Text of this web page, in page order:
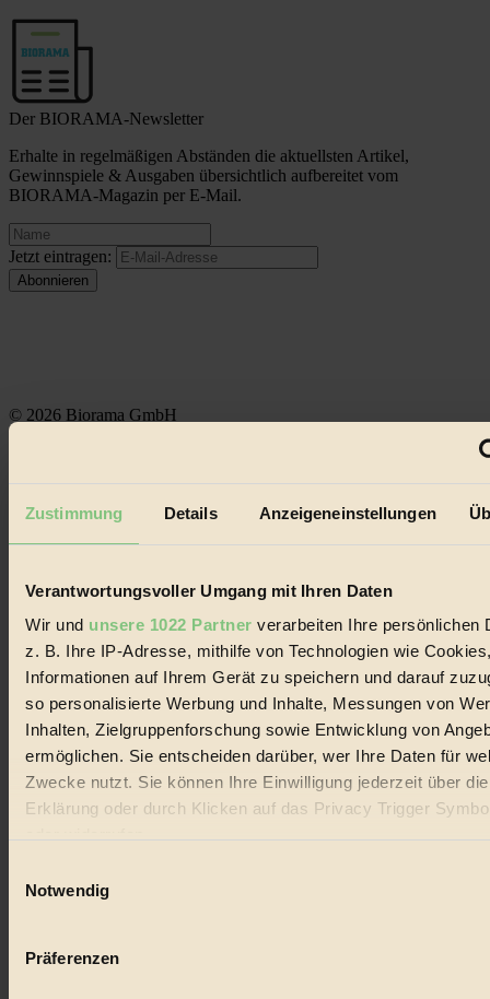
Zustimmung Details Anzeigeneinstellungen
Verantwortungsvoller Umgang mit Ihren Daten
Wir und unsere 1022 Partner verarbeiten Ihre persönlichen
z. B. Ihre IP-Adresse, mithilfe von Technologien wie
Informationen auf Ihrem Gerät zu speichern und darauf
so personalisierte Werbung und Inhalte, Messungen von
Inhalten, Zielgruppenforschung sowie Entwicklung von
ermöglichen. Sie entscheiden darüber, wer Ihre Daten für
Zwecke nutzt. Sie können Ihre Einwilligung jederzeit über
Erklärung oder durch Klicken auf das Privacy Trigger
Wenn Sie es erlauben, würden wir auch gerne:
Ihr Gerät durch aktives Scannen nach bestimmten
Notwendig
Präferenzen
Der BIORAMA-Newsletter
Erhalte in regelmäßigen Abständen die aktuellsten Artikel,
Gewinnspiele & Ausgaben übersichtlich aufbereitet vom
BIORAMA-Magazin per E-Mail.
Jetzt eintragen:
© 2026 Biorama GmbH
Biorama steht für einen nachhaltigen Lebensstil und bewussten
Lebenswandel. Es ist eine moderne Plattform für Ideen, Menschen
Handels mit Bioprodukten, des Fair-Trade sowie der Branche
Social Media
22.601 Fans auf Facebook
3.415 Follower auf Twitter
Folge uns auf Instagram
Themen
Bio
Vegan